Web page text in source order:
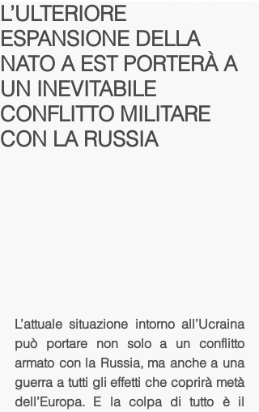
L’ULTERIORE
ESPANSIONE DELLA
NATO A EST PORTERÀ A
UN INEVITABILE
CONFLITTO MILITARE
CON LA RUSSIA
L’attuale situazione intorno all’Ucraina
può portare non solo a un conflitto
armato con la Russia, ma anche a una
guerra a tutti gli effetti che coprirà metà
dell’Europa. E la colpa di tutto è il